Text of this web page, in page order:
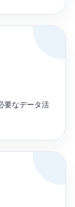
要なデータ活